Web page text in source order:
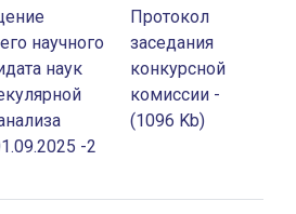
научного
наук
-2
Протокол
заседания
конкурсной
комиссии -
(1096 Kb)